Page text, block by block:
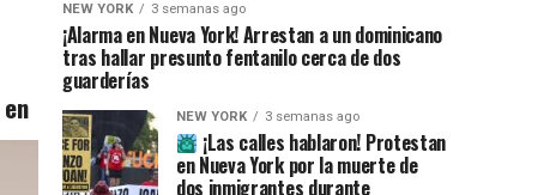
NEW YORK 3 semanas ago
¡Alarma en Nueva York! Arrestan a un dominicano
tras hallar presunto fentanilo cerca de dos
guarderías
NEW YORK 3 semanas ago
¡Las calles hablaron! Protestan
en Nueva York por la muerte de
dos inmigrantes durante